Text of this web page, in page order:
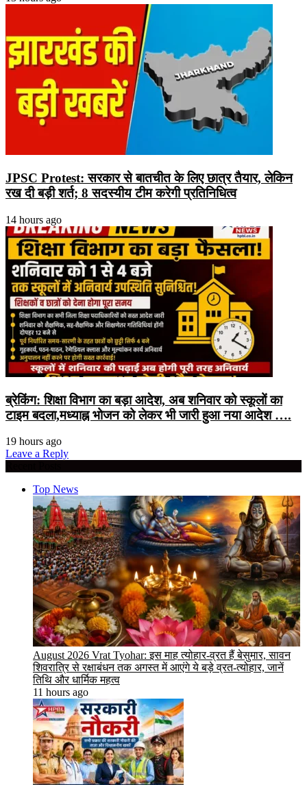
JPSC Protest: सरकार से बातचीत के लिए छात्र तैयार, लेकिन
रख दी बड़ी शर्त; 8 सदस्यीय टीम करेगी प्रतिनिधित्व
14 hours ago
ब्रेकिंग: शिक्षा विभाग का बड़ा आदेश, अब शनिवार को स्कूलों का
टाइम बदला,मध्याह्न भोजन को लेकर भी जारी हुआ नया आदेश ….
19 hours ago
Leave a Reply
Top News
August 2026 Vrat Tyohar: इस माह त्योहार-व्रत हैं बेसुमार, सावन
शिवरात्रि से रक्षाबंधन तक अगस्त में आएंगे ये बड़े व्रत-त्योहार, जानें
तिथि और धार्मिक महत्व
11 hours ago